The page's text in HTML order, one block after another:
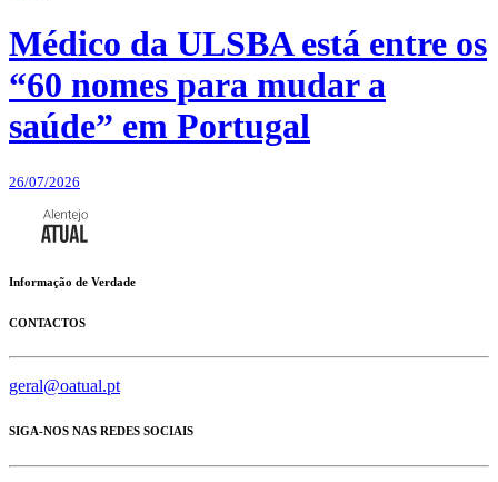
Médico da ULSBA está entre os
“60 nomes para mudar a
saúde” em Portugal
26/07/2026
Informação de Verdade
CONTACTOS
geral@oatual.pt
SIGA-NOS NAS REDES SOCIAIS